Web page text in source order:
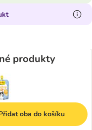
produkty
oba do košíku